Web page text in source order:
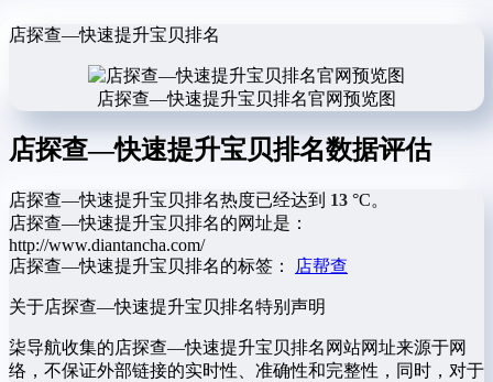
店探查—快速提升宝贝排名
店探查—快速提升宝贝排名官网预览图
店探查—快速提升宝贝排名数据评估
店探查—快速提升宝贝排名热度已经达到 13 °C。
店探查—快速提升宝贝排名的网址是：
http://www.diantancha.com/
店探查—快速提升宝贝排名的标签：
店帮查
关于店探查—快速提升宝贝排名特别声明
柒导航收集的店探查—快速提升宝贝排名网站网址来源于网
络，不保证外部链接的实时性、准确性和完整性，同时，对于